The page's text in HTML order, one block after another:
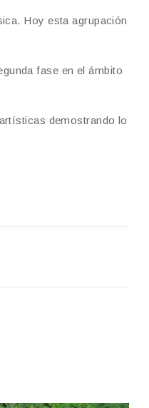
Hoy esta agrupación
fase en el ámbito
demostrando lo